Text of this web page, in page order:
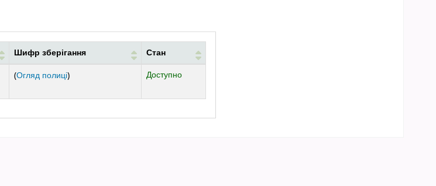
Шифр зберігання Стан
(Огляд полиці(Відкривається нижче)
) Доступно